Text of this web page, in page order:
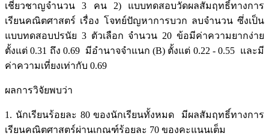
เชี่ยวชาญจำนวน 3 คน 2) แบบทดสอบวัดผลสัมฤทธิ์ทางการ
เรียนคณิตศาสตร์ เรื่อง โจทย์ปัญหาการบวก ลบจำนวน ซึ่งเป็น
แบบทดสอบปรนัย 3 ตัวเลือก จำนวน 20 ข้อมีค่าความยากง่าย
ตั้งแต่ 0.31 ถึง 0.69 มีอำนาจจำแนก (B) ตั้งแต่ 0.22 - 0.55 และมี
ค่าความเที่ยงเท่ากับ 0.69
ผลการวิจัยพบว่า
1. นักเรียนร้อยละ 80 ของนักเรียนทั้งหมด มีผลสัมฤทธิ์ทางการ
เรียนคณิตศาสตร์ผ่านเกณฑ์ร้อยละ 70 ของคะแนนเต็ม